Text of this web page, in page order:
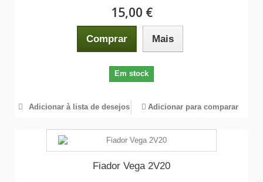
15,00 €
Comprar Mais
Em stock
Adicionar à lista de desejos Adicionar para comparar
Fiador Vega 2V20